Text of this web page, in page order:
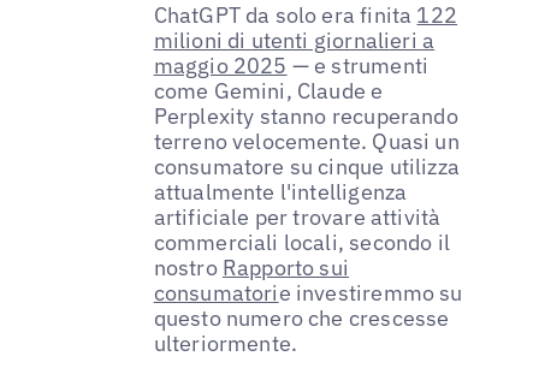
ChatGPT da solo era finita 122
milioni di utenti giornalieri a
maggio 2025 — e strumenti
come Gemini, Claude e
Perplexity stanno recuperando
terreno velocemente. Quasi un
consumatore su cinque utilizza
attualmente l'intelligenza
artificiale per trovare attività
commerciali locali, secondo il
nostro Rapporto sui
consumatorie investiremmo su
questo numero che crescesse
ulteriormente.